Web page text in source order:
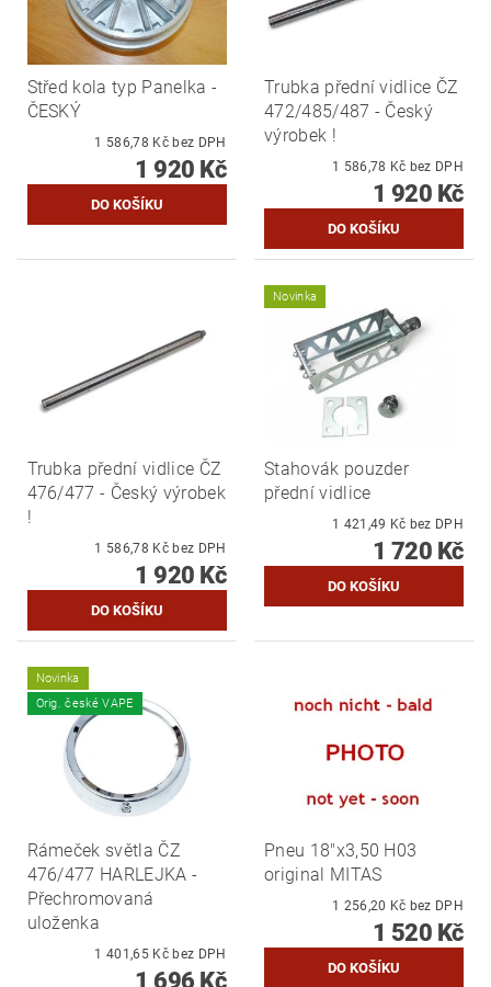
Střed kola typ Panelka -
ČESKÝ
1 586,78 Kč bez DPH
1 920 Kč
Trubka přední vidlice ČZ
472/485/487 - Český
výrobek !
1 586,78 Kč bez DPH
1 920 Kč
Trubka přední vidlice ČZ
476/477 - Český výrobek
!
1 586,78 Kč bez DPH
1 920 Kč
Novinka
Stahovák pouzder
přední vidlice
1 421,49 Kč bez DPH
1 720 Kč
Novinka
Orig. české VAPE
Rámeček světla ČZ
476/477 HARLEJKA -
Přechromovaná
uloženka
1 401,65 Kč bez DPH
1 696 Kč
Pneu 18"x3,50 H03
original MITAS
1 256,20 Kč bez DPH
1 520 Kč